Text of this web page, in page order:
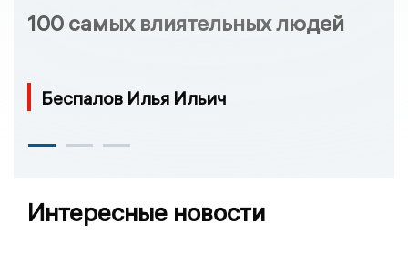
100 самых влиятельных людей
Беспалов Илья Ильич
Интересные новости